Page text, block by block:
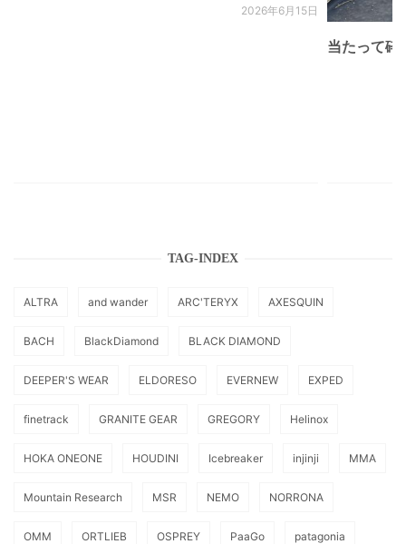
2026年6月15日
当たって砕
TAG-INDEX
ALTRA and wander ARC'TERYX AXESQUIN
BACH BlackDiamond BLACK DIAMOND
DEEPER'S WEAR ELDORESO EVERNEW EXPED
finetrack GRANITE GEAR GREGORY Helinox
HOKA ONEONE HOUDINI Icebreaker injinji MMA
Mountain Research MSR NEMO NORRONA
OMM ORTLIEB OSPREY PaaGo patagonia